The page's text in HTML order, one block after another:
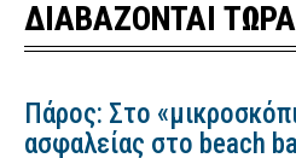
ΔΙΑΒΑΖΟΝΤΑΙ ΤΩΡΑ
Πάρος: Στο
ασφαλείας στο beach